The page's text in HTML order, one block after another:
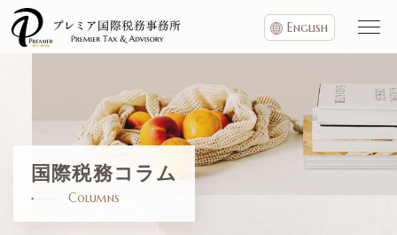
English
国際税務コラム
Columns